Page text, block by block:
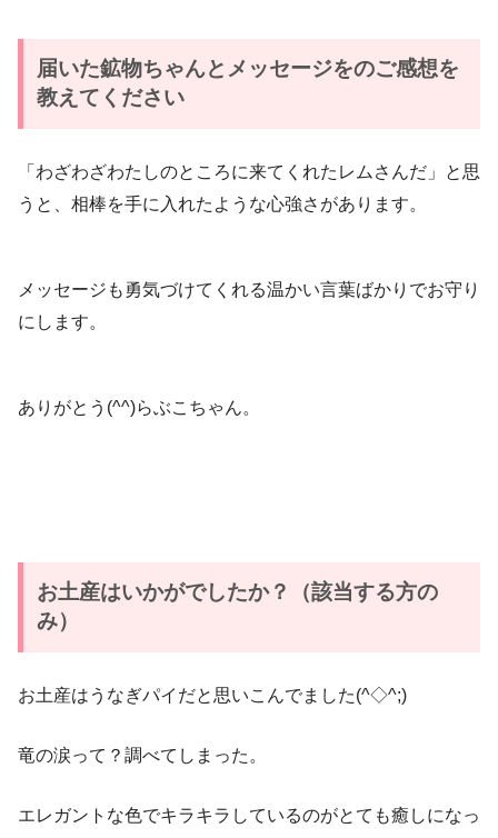
届いた鉱物ちゃんとメッセージをのご感想を
教えてください
「わざわざわたしのところに来てくれたレムさんだ」と思
うと、相棒を手に入れたような心強さがあります。
メッセージも勇気づけてくれる温かい言葉ばかりでお守り
にします。
ありがとう(^^)らぶこちゃん。
お土産はいかがでしたか？（該当する方の
み）
お土産はうなぎパイだと思いこんでました(^◇^;)
竜の涙って？調べてしまった。
エレガントな色でキラキラしているのがとても癒しになっ